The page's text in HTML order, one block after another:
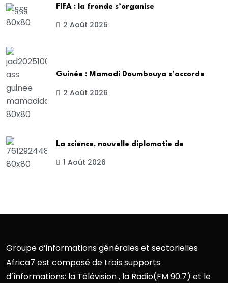
FIFA : la fronde s’organise
2 Août 2026
Guinée : Mamadi Doumbouya s’accorde
2 Août 2026
La science, nouvelle diplomatie de
1 Août 2026
Groupe d’informations générales et sectorielles
Africa7 est composé de trois supports
d`informations: la Télévision , la Radio(FM 90.7) et le